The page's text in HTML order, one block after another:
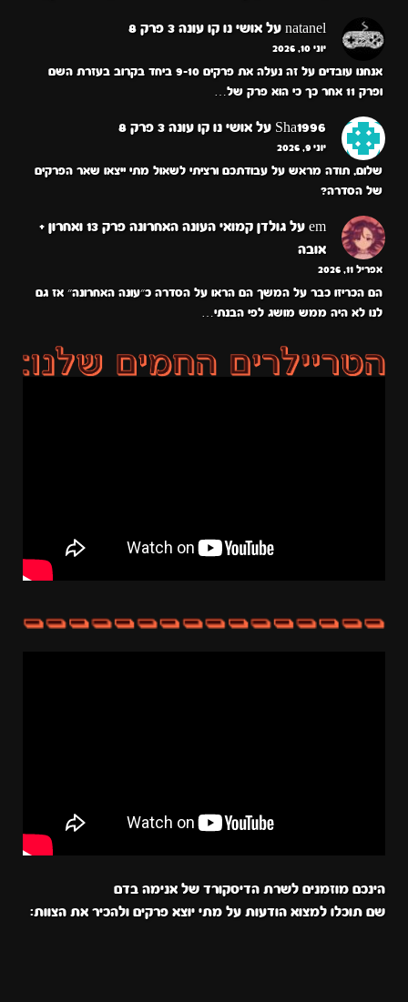
natanel על אושי נו קו עונה 3 פרק 8
יוני 10, 2026
אנחנו עובדים על זה נעלה את פרקים 9-10 ביחד בקרוב בעזרת השם
ופרק 11 אחר כך כי הוא פרק של…
Sha1996 על אושי נו קו עונה 3 פרק 8
יוני 9, 2026
שלום, תודה מראש על עבודתכם ורציתי לשאול מתי ייצאו שאר הפרקים
של הסדרה?
em על
גולדן קמואי העונה האחרונה פרק 13 ואחרון +
אובה
אפריל 11, 2026
הם הכריזו כבר על המשך הם הראו על הסדרה כ״עונה האחרונה״ אז גם
לנו לא היה ממש מושג לפי הבנתי…
הינכם מוזמנים לשרת הדיסקורד של אנימה בדם
שם תוכלו למצוא הודעות על מתי יוצא פרקים ולהכיר את הצוות: